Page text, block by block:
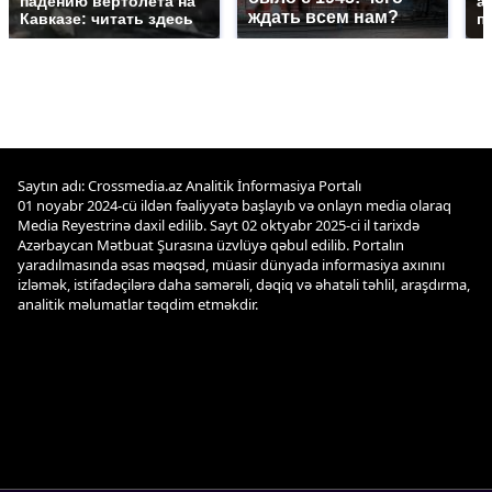
Кавказе: читать здесь
ждать всем нам?
Saytın adı: Crossmedia.az Analitik İnformasiya Portalı
01 noyabr 2024-cü ildən fəaliyyətə başlayıb və onlayn media olaraq
Media Reyestrinə daxil edilib. Sayt 02 oktyabr 2025-ci il tarixdə
Azərbaycan Mətbuat Şurasına üzvlüyə qəbul edilib. Portalın
yaradılmasında əsas məqsəd, müasir dünyada informasiya axınını
izləmək, istifadəçilərə daha səmərəli, dəqiq və əhatəli təhlil, araşdırma,
analitik məlumatlar təqdim etməkdir.